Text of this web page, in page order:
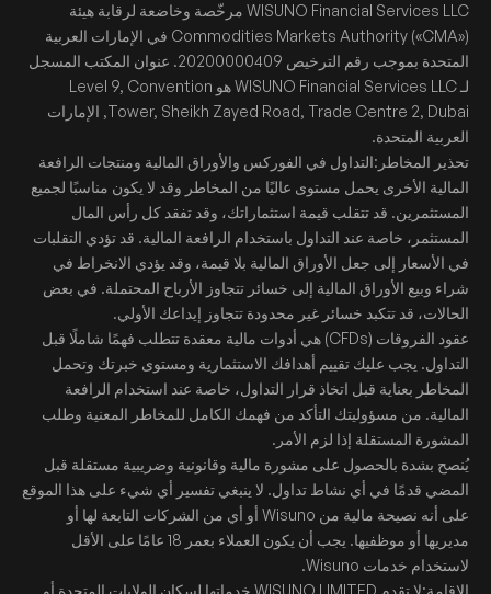
WISUNO Financial Services LLC مرخّصة وخاضعة لرقابة هيئة
Commodities Markets Authority («CMA») في الإمارات العربية
المتحدة بموجب رقم الترخيص 20200000409. عنوان المكتب المسجل
لـ WISUNO Financial Services LLC هو Level 9, Convention
Tower, Sheikh Zayed Road, Trade Centre 2, Dubai, الإمارات
العربية المتحدة.
تحذير المخاطر:التداول في الفوركس والأوراق المالية ومنتجات الرافعة
المالية الأخرى يحمل مستوى عاليًا من المخاطر وقد لا يكون مناسبًا لجميع
المستثمرين. قد تتقلب قيمة استثماراتك، وقد تفقد كل رأس المال
المستثمر، خاصة عند التداول باستخدام الرافعة المالية. قد تؤدي التقلبات
في الأسعار إلى جعل الأوراق المالية بلا قيمة، وقد يؤدي الانخراط في
شراء وبيع الأوراق المالية إلى خسائر تتجاوز الأرباح المحتملة. في بعض
الحالات، قد تتكبد خسائر غير محدودة تتجاوز إيداعك الأولي.
عقود الفروقات (CFDs) هي أدوات مالية معقدة تتطلب فهمًا شاملًا قبل
التداول. يجب عليك تقييم أهدافك الاستثمارية ومستوى خبرتك وتحمل
المخاطر بعناية قبل اتخاذ قرار التداول، خاصة عند استخدام الرافعة
المالية. من مسؤوليتك التأكد من فهمك الكامل للمخاطر المعنية وطلب
المشورة المستقلة إذا لزم الأمر.
يُنصح بشدة بالحصول على مشورة مالية وقانونية وضريبية مستقلة قبل
المضي قدمًا في أي نشاط تداول. لا ينبغي تفسير أي شيء على هذا الموقع
على أنه نصيحة مالية من Wisuno أو أي من الشركات التابعة لها أو
مديريها أو موظفيها. يجب أن يكون العملاء بعمر 18 عامًا على الأقل
لاستخدام خدمات Wisuno.
الإقامة:لا تقدم WISUNO LIMITED خدماتها لسكان الولايات المتحدة أو